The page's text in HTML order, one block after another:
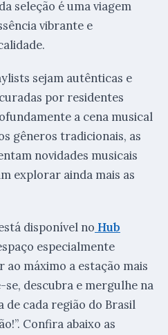
seleção é uma viagem
vibrante e
sejam autênticas e
por residentes
a cena musical
gêneros tradicionais, as
novidades musicais
explorar ainda mais as
disponível no Hub
especialmente
máximo a estação mais
descubra e mergulhe na
de cada região do Brasil
Confira abaixo as